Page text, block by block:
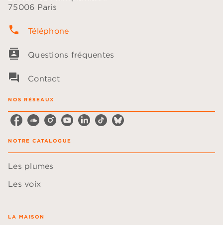
75006 Paris
phone Téléphone
contacts Questions fréquentes
question_answer Contact
NOS RÉSEAUX
NOTRE CATALOGUE
Les plumes
Les voix
LA MAISON